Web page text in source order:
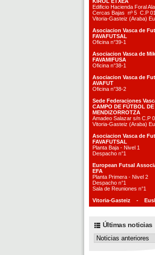
Edificio Hacienda Foral
Cercas Bajas nº 5 C.P
Vitoria-Gasteiz (Araba)
Asociacion Vasca de
FAVAFUTSAL
Oficina n°39-1
Asociacion Vasca de
FAVAMIFUSA
Oficina n°38-1
Asociacion Vasca de
AVAFUT
Oficina n°38-2
Sede Federaciones
CAMPO DE FÚTBOL DE
MENDIZORROTZA
Amadeo Salazar s/n C.P
Vitoria-Gasteiz (Araba)
Asociacion Vasca de
FAVAFUTSAL
Planta Baja - Nivel 1
Despacho n°1
European Futsal
EFA
Planta Primera - Nivel 2
Despacho n°1
Sala de Reuniones n°1
Vitoria-Gasteiz -
Últimas noticias